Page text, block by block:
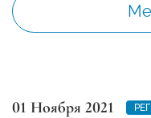
01 Ноября 2021